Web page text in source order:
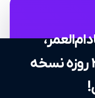
امکان استفاده ۳۰ روزه نسخه